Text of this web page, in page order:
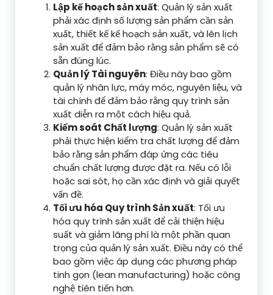
Lập kế hoạch sản xuất: Quản lý sản xuất
phải xác định số lượng sản phẩm cần sản
xuất, thiết kế kế hoạch sản xuất, và lên lịch
sản xuất để đảm bảo rằng sản phẩm sẽ có
sẵn đúng lúc.
Quản lý Tài nguyên: Điều này bao gồm
quản lý nhân lực, máy móc, nguyên liệu, và
tài chính để đảm bảo rằng quy trình sản
xuất diễn ra một cách hiệu quả.
Kiểm soát Chất lượng: Quản lý sản xuất
phải thực hiện kiểm tra chất lượng để đảm
bảo rằng sản phẩm đáp ứng các tiêu
chuẩn chất lượng được đặt ra. Nếu có lỗi
hoặc sai sót, họ cần xác định và giải quyết
vấn đề.
Tối ưu hóa Quy trình Sản xuất: Tối ưu
hóa quy trình sản xuất để cải thiện hiệu
suất và giảm lãng phí là một phần quan
trọng của quản lý sản xuất. Điều này có thể
bao gồm việc áp dụng các phương pháp
tinh gọn (lean manufacturing) hoặc công
nghệ tiên tiến hơn.